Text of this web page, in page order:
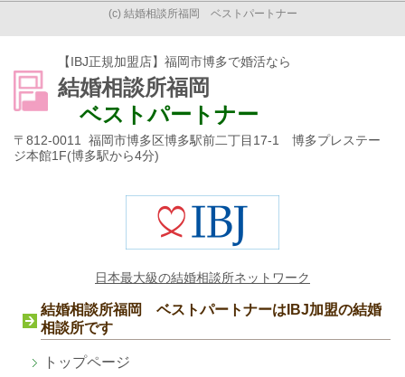
(c) 結婚相談所福岡 ベストパートナー
【IBJ正規加盟店】福岡市博多で婚活なら
結婚相談所福岡
ベストパートナー
〒812-0011 福岡市博多区博多駅前二丁目17-1 博多プレステー
ジ本館1F(博多駅から4分)
日本最大級の結婚相談所ネットワーク
結婚相談所福岡 ベストパートナーはIBJ加盟の結婚
相談所です
トップページ